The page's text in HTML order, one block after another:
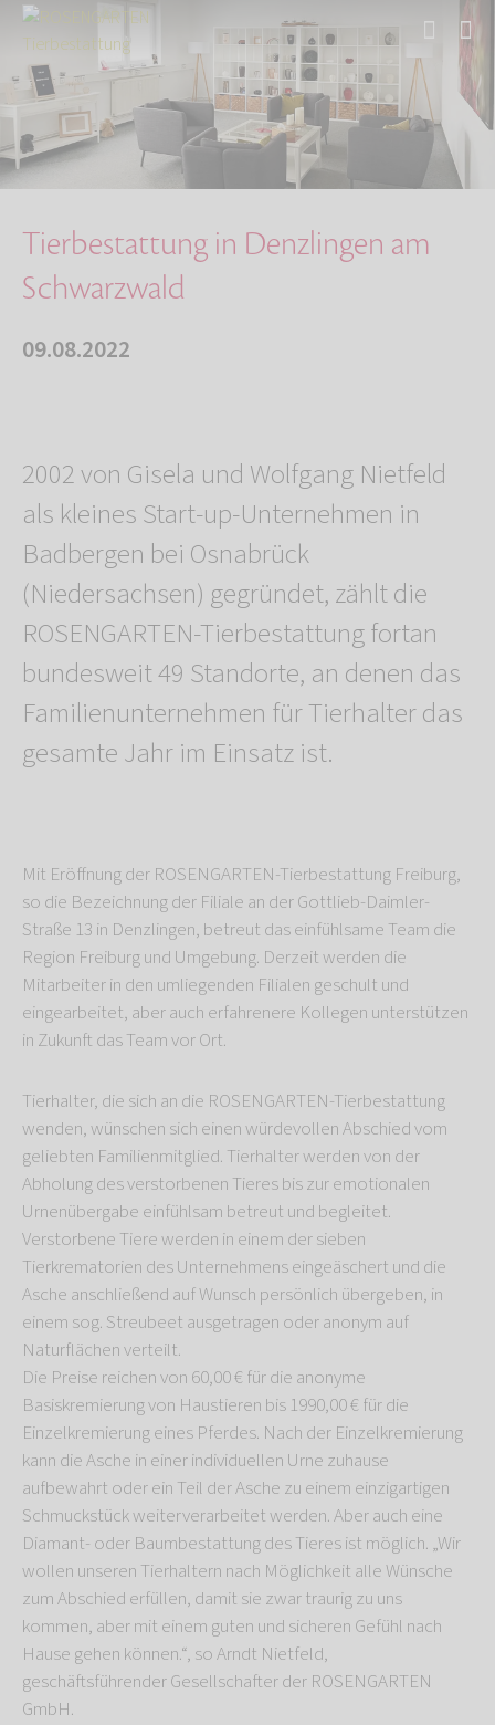
Start Über uns
Aktuelles
Tierbestattung in Denzlingen am Schwarzwald
Tierbestattung in Denzlingen am
Schwarzwald
09.08.2022
2002 von Gisela und Wolfgang Nietfeld
als kleines Start-up-Unternehmen in
Badbergen bei Osnabrück
(Niedersachsen) gegründet, zählt die
ROSENGARTEN-Tierbestattung fortan
bundesweit 49 Standorte, an denen das
Familienunternehmen für Tierhalter das
gesamte Jahr im Einsatz ist.
Mit Eröffnung der ROSENGARTEN-Tierbestattung Freiburg,
so die Bezeichnung der Filiale an der Gottlieb-Daimler-
Straße 13 in Denzlingen, betreut das einfühlsame Team die
Region Freiburg und Umgebung. Derzeit werden die
Mitarbeiter in den umliegenden Filialen geschult und
eingearbeitet, aber auch erfahrenere Kollegen unterstützen
in Zukunft das Team vor Ort.
Tierhalter, die sich an die ROSENGARTEN-Tierbestattung
wenden, wünschen sich einen würdevollen Abschied vom
geliebten Familienmitglied. Tierhalter werden von der
Abholung des verstorbenen Tieres bis zur emotionalen
Urnenübergabe einfühlsam betreut und begleitet.
Verstorbene Tiere werden in einem der sieben
Tierkrematorien des Unternehmens eingeäschert und die
Asche anschließend auf Wunsch persönlich übergeben, in
einem sog. Streubeet ausgetragen oder anonym auf
Naturflächen verteilt.
Die Preise reichen von 60,00 € für die anonyme
Basiskremierung von Haustieren bis 1990,00 € für die
Einzelkremierung eines Pferdes. Nach der Einzelkremierung
kann die Asche in einer individuellen Urne zuhause
aufbewahrt oder ein Teil der Asche zu einem einzigartigen
Schmuckstück weiterverarbeitet werden. Aber auch eine
Diamant- oder Baumbestattung des Tieres ist möglich. „Wir
wollen unseren Tierhaltern nach Möglichkeit alle Wünsche
zum Abschied erfüllen, damit sie zwar traurig zu uns
kommen, aber mit einem guten und sicheren Gefühl nach
Hause gehen können.“, so Arndt Nietfeld,
geschäftsführender Gesellschafter der ROSENGARTEN
GmbH.